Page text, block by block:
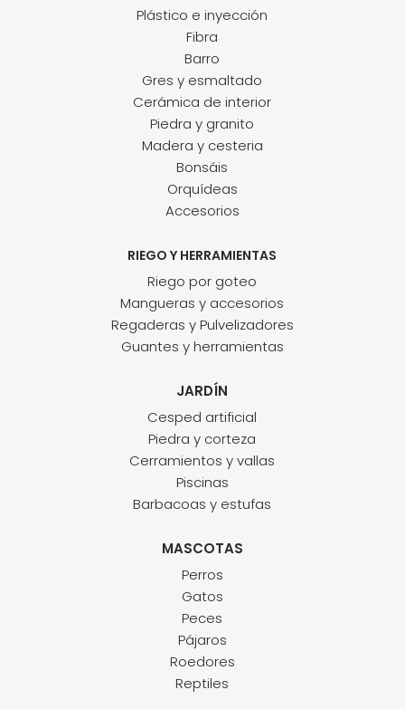
Plástico e inyección
Fibra
Barro
Gres y esmaltado
Cerámica de interior
Piedra y granito
Madera y cesteria
Bonsáis
Orquídeas
Accesorios
RIEGO Y HERRAMIENTAS
Riego por goteo
Mangueras y accesorios
Regaderas y Pulvelizadores
Guantes y herramientas
JARDÍN
Cesped artificial
Piedra y corteza
Cerramientos y vallas
Piscinas
Barbacoas y estufas
MASCOTAS
Perros
Gatos
Peces
Pájaros
Roedores
Reptiles